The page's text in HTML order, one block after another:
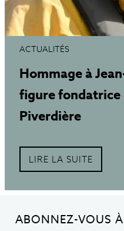
ACTUALITÉS
Hommage à
figure fondatrice
Piverdière
LIRE LA SUITE
ABONNEZ-VOUS